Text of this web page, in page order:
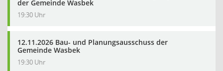
der Gemeinde Wasbek
19:30 Uhr
12.11.2026 Bau- und Planungsausschuss der
Gemeinde Wasbek
19:30 Uhr